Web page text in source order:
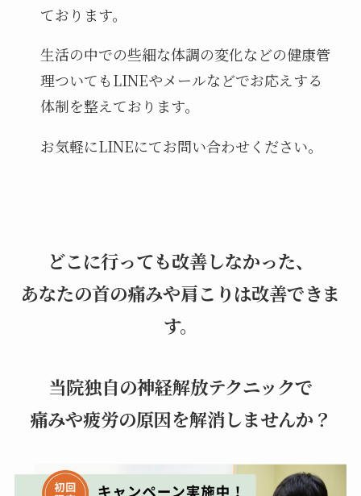
ております。
生活の中での些細な体調の変化などの健康管
理ついてもLINEやメールなどでお応えする
体制を整えております。
お気軽にLINEにてお問い合わせください。
どこに行っても改善しなかった、
あなたの首の痛みや肩こりは改善できま
す。
当院独自の神経解放テクニックで
痛みや疲労の原因を解消しませんか？